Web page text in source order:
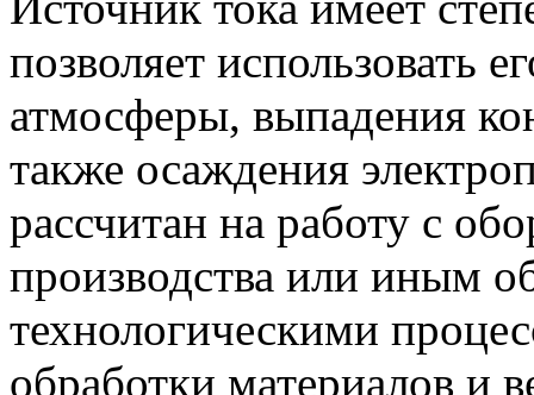
позволяет использовать
атмосферы, выпадения
также осаждения
рассчитан на работу с
производства или иным
технологическими
обработки материалов и